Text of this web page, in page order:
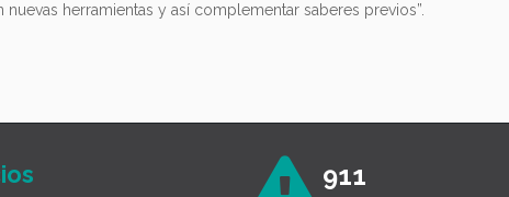
herramientas y así complementar saberes previos”.
911